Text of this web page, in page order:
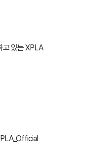
고 있는 XPLA